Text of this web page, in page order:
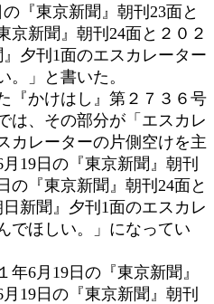
『東京新聞』朝刊23面と
京新聞』朝刊24面と２０２
夕刊1面のエスカレーター
。」と書いた。
『かけはし』第２７３６号
は、その部分が「エスカレ
カレーターの片側空けを主
19日の『東京新聞』朝刊
の『東京新聞』朝刊24面と
新聞』夕刊1面のエスカレ
でほしい。」になってい
6月19日の『東京新聞』
19日の『東京新聞』朝刊